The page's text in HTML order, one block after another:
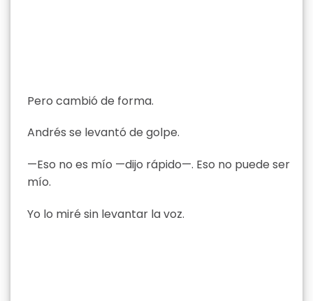
Pero cambió de forma.
Andrés se levantó de golpe.
—Eso no es mío —dijo rápido—. Eso no puede ser
mío.
Yo lo miré sin levantar la voz.